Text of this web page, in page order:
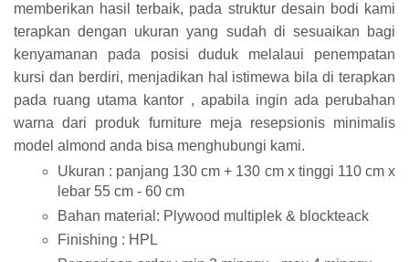
memberikan hasil terbaik, pada struktur desain bodi kami
terapkan dengan ukuran yang sudah di sesuaikan bagi
kenyamanan pada posisi duduk melalaui penempatan
kursi dan berdiri, menjadikan hal istimewa bila di terapkan
pada ruang utama kantor , apabila ingin ada perubahan
warna dari produk furniture meja resepsionis minimalis
model almond anda bisa menghubungi kami.
Ukuran : panjang 130 cm + 130 cm x tinggi 110 cm x
lebar 55 cm - 60 cm
Bahan material: Plywood multiplek & blockteack
Finishing : HPL